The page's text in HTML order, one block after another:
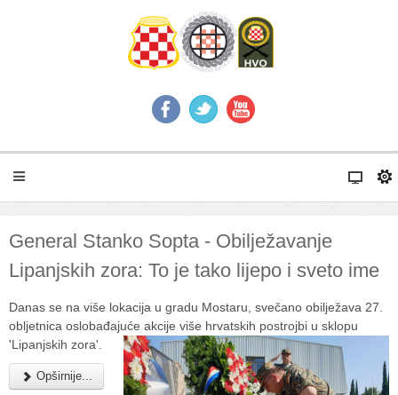
General Stanko Sopta - Obilježavanje
Lipanjskih zora: To je tako lijepo i sveto ime
Danas se na više lokacija u gradu Mostaru, svečano obilježava 27.
obljetnica oslobađajuće akcije više hrvatskih postrojbi u sklopu
'Lipanjskih zora'.
Opširnije...